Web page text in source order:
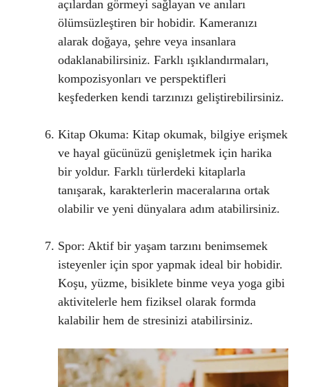
açılardan görmeyi sağlayan ve anıları
ölümsüzleştiren bir hobidir. Kameranızı
alarak doğaya, şehre veya insanlara
odaklanabilirsiniz. Farklı ışıklandırmaları,
kompozisyonları ve perspektifleri
keşfederken kendi tarzınızı geliştirebilirsiniz.
Kitap Okuma: Kitap okumak, bilgiye erişmek
ve hayal gücünüzü genişletmek için harika
bir yoldur. Farklı türlerdeki kitaplarla
tanışarak, karakterlerin maceralarına ortak
olabilir ve yeni dünyalara adım atabilirsiniz.
Spor: Aktif bir yaşam tarzını benimsemek
isteyenler için spor yapmak ideal bir hobidir.
Koşu, yüzme, bisiklete binme veya yoga gibi
aktivitelerle hem fiziksel olarak formda
kalabilir hem de stresinizi atabilirsiniz.